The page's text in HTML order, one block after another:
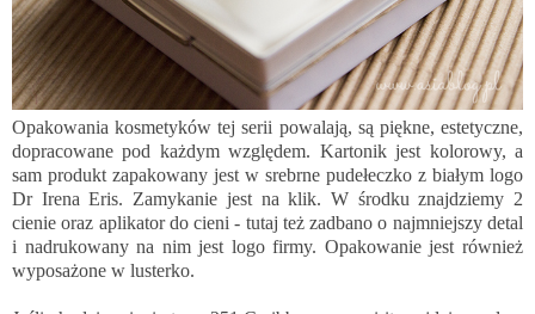
Opakowania kosmetyków tej serii powalają, są piękne, estetyczne,
dopracowane pod każdym względem. Kartonik jest kolorowy, a
sam produkt zapakowany jest w srebrne pudełeczko z białym logo
Dr Irena Eris. Zamykanie jest na klik. W środku znajdziemy 2
cienie oraz aplikator do cieni - tutaj też zadbano o najmniejszy detal
i nadrukowany na nim jest logo firmy. Opakowanie jest również
wyposażone w lusterko.